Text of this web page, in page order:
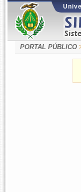
PORTAL PÚBLICO